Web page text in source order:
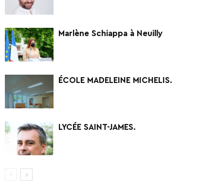
Marlène Schiappa à Neuilly
ÉCOLE MADELEINE MICHELIS.
LYCÉE SAINT-JAMES.